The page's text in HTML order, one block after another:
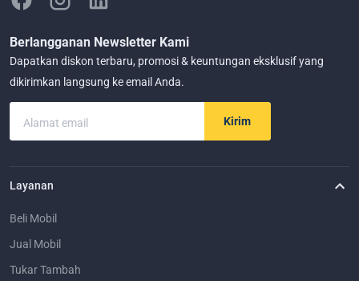
Berlangganan Newsletter Kami
Dapatkan diskon terbaru, promosi & keuntungan eksklusif yang
dikirimkan langsung ke email Anda.
Alamat email Kirim
Layanan
Beli Mobil
Jual Mobil
Tukar Tambah